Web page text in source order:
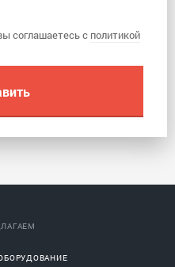
соглашаетесь с политикой